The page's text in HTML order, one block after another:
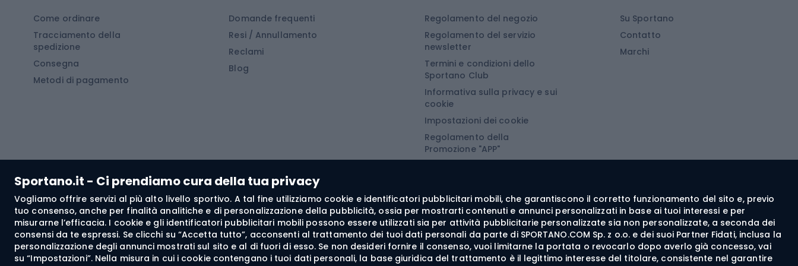
Sportano.it - Ci prendiamo cura della tua privacy
Vogliamo offrire servizi al più alto livello sportivo. A tal fine utilizziamo cookie e identificatori pubblicitari mobili, che garantiscono il corretto funzionamento del sito e, previo
tuo consenso, anche per finalità analitiche e di personalizzazione della pubblicità, ossia per mostrarti contenuti e annunci personalizzati in base ai tuoi interessi e per
misurarne l’efficacia. I cookie e gli identificatori pubblicitari mobili possono essere utilizzati sia per attività pubblicitarie personalizzate sia non personalizzate, a seconda dei
consensi da te espressi. Se clicchi su “Accetta tutto”, acconsenti al trattamento dei tuoi dati personali da parte di SPORTANO.COM Sp. z o.o. e dei suoi Partner Fidati, inclusa la
personalizzazione degli annunci mostrati sul sito e al di fuori di esso. Se non desideri fornire il consenso, vuoi limitarne la portata o revocarlo dopo averlo già concesso, vai
su “Impostazioni”. Nella misura in cui i cookie contengano i tuoi dati personali, la base giuridica del trattamento è il legittimo interesse del titolare, consistente nel garantire
Stivali da trekking
Scarponi da montagna
Scarponi da trekking
Corsa orientamento
Bushcraft
Mobili da campeggio
Tende turistiche
Pantaloni da trekking
Giacche softshell
Pantaloncini da trekking
Giacche antivento
Magliette da trekking
Scarponi da snowboard
Attacchi da snowboard
Abbigliamento da snowboard
Camminata nordica
Accessori per il nordic walking
Bastoncini per il Nordic walking
Attrezzature da arrampicata
Guanti da ciclismo
Maglie da ciclismo
Pantaloni da ciclismo
Giacche da bicicletta
Felpe da ciclismo
Come ordinare
Tracciamento della
spedizione
Consegna
Metodi di pagamento
Domande frequenti
Resi / Annullamento
Reclami
Blog
Regolamento del negozio
Regolamento del servizio
newsletter
Termini e condizioni dello
Sportano Club
Informativa sulla privacy e sui
cookie
Impostazioni dei cookie
Regolamento della
Promozione "APP"
Su Sportano
Contatto
Marchi